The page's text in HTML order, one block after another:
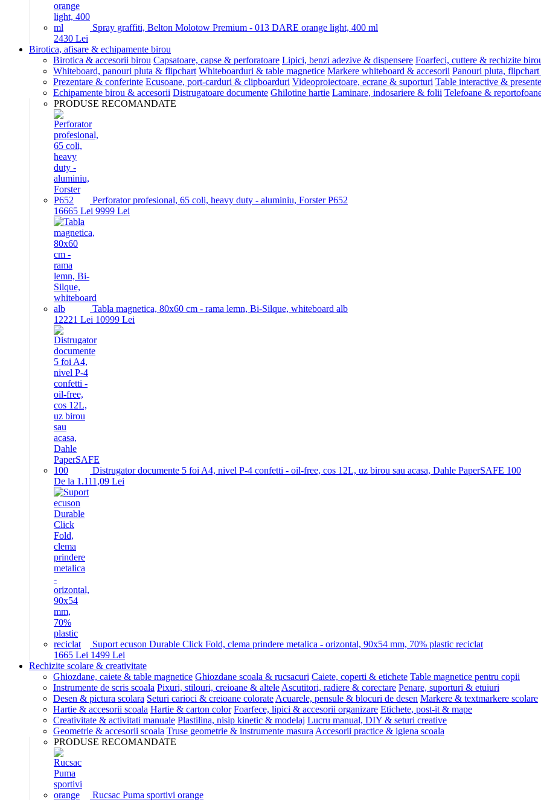
Spray graffiti, Belton Molotow Premium - 013 DARE orange light, 400 ml
2430 Lei
Birotica, afisare & echipamente birou
Birotica & accesorii birou Capsatoare, capse & perforatoare Lipici, benzi adezive & dispensere Foarfeci, cuttere & rechizite
Whiteboard, panouri pluta & flipchart Whiteboarduri & table magnetice Markere whiteboard & accesorii Panouri pluta,
Prezentare & conferinte Ecusoane, port-carduri & clipboarduri Videoproiectoare, ecrane & suporturi Table interactive &
Echipamente birou & accesorii Distrugatoare documente Ghilotine hartie Laminare, indosariere & folii Telefoane &
PRODUSE RECOMANDATE
Perforator profesional, 65 coli, heavy duty - aluminiu, Forster P652
16665 Lei 9999 Lei
Tabla magnetica, 80x60 cm - rama lemn, Bi-Silque, whiteboard alb
12221 Lei 10999 Lei
Distrugator documente 5 foi A4, nivel P-4 confetti - oil-free, cos 12L, uz birou sau acasa, Dahle PaperSAFE 100
De la 1.111,09 Lei
Suport ecuson Durable Click Fold, clema prindere metalica - orizontal, 90x54 mm, 70% plastic reciclat
1665 Lei 1499 Lei
Rechizite scolare & creativitate
Ghiozdane, caiete & table magnetice Ghiozdane scoala & rucsacuri Caiete, coperti & etichete Table magnetice pentru copii
Instrumente de scris scoala Pixuri, stilouri, creioane & altele Ascutitori, radiere & corectare Penare, suporturi & etuiuri
Desen & pictura scolara Seturi carioci & creioane colorate Acuarele, pensule & blocuri de desen Markere & textmarkere scolare
Hartie & accesorii scoala Hartie & carton color Foarfece, lipici & accesorii organizare Etichete, post-it & mape
Creativitate & activitati manuale Plastilina, nisip kinetic & modelaj Lucru manual, DIY & seturi creative
Geometrie & accesorii scoala Truse geometrie & instrumente masura Accesorii practice & igiena scoala
PRODUSE RECOMANDATE
Rucsac Puma sportivi orange